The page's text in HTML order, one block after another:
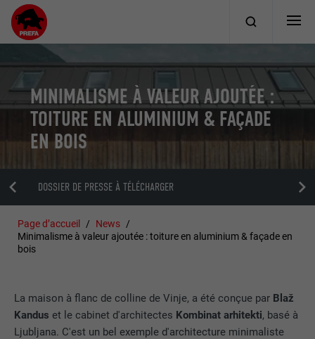
MINIMALISME À VALEUR AJOUTÉE :
TOITURE EN ALUMINIUM & FAÇADE
EN BOIS
DOSSIER DE PRESSE À TÉLÉCHARGER
Page d’accueil
News
Minimalisme à valeur ajoutée : toiture en aluminium & façade en
bois
La maison à flanc de colline de Vinje, a été conçue par Blaž
Kandus et le cabinet d'architectes Kombinat arhitekti, basé à
Ljubljana. C'est un bel exemple d'architecture minimaliste